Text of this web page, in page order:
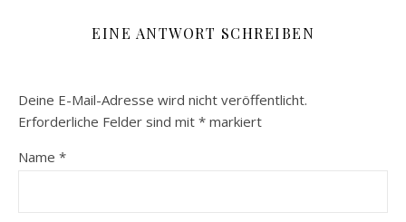
EINE ANTWORT SCHREIBEN
Deine E-Mail-Adresse wird nicht veröffentlicht.
Erforderliche Felder sind mit * markiert
Name *